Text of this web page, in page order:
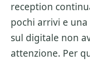
reception
pochi arrivi e
sul digitale non
attenzione. Per